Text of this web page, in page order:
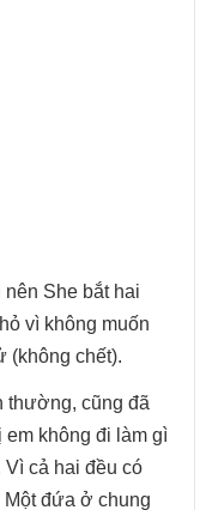
She bắt hai
vì không muốn
(không chết).
thường, cũng đã
không đi làm gì
cả hai đều có
đứa ở chung